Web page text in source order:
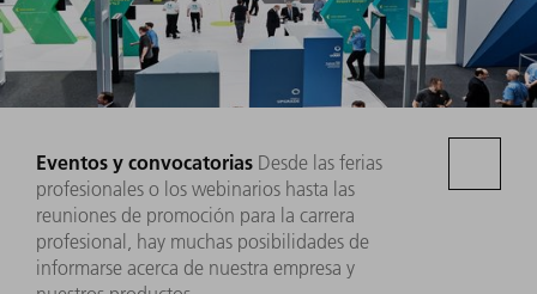
Eventos y convocatorias Desde las ferias
profesionales o los webinarios hasta las
reuniones de promoción para la carrera
profesional, hay muchas posibilidades de
informarse acerca de nuestra empresa y